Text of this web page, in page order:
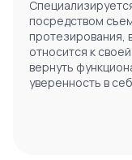
посредством
протезирования,
относится к
вернуть
уверенность в